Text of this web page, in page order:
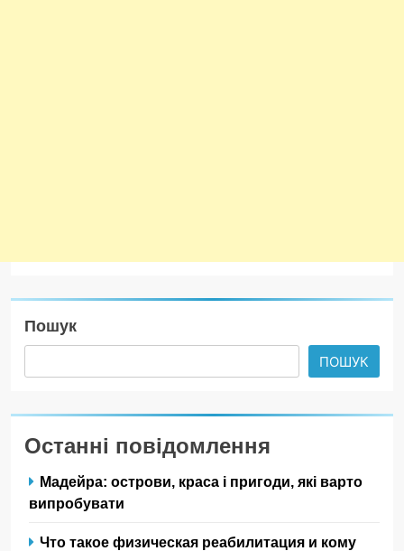
Пошук
ПОШУК
Останні повідомлення
Мадейра: острови, краса і пригоди, які варто
випробувати
Что такое физическая реабилитация и кому